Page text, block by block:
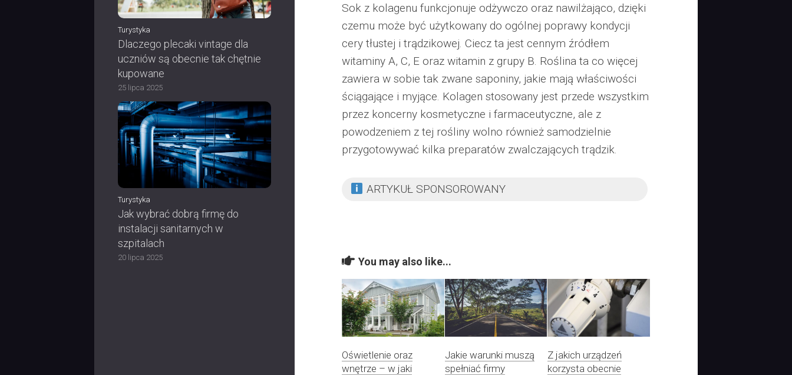
Turystyka
Dlaczego plecaki vintage dla
uczniów są obecnie tak chętnie
kupowane
25 lipca 2025
Turystyka
Jak wybrać dobrą firmę do
instalacji sanitarnych w
szpitalach
20 lipca 2025
Sok z kolagenu funkcjonuje odżywczo oraz nawilżająco, dzięki
czemu może być użytkowany do ogólnej poprawy kondycji
cery tłustej i trądzikowej. Ciecz ta jest cennym źródłem
witaminy A, C, E oraz witamin z grupy B. Roślina ta co więcej
zawiera w sobie tak zwane saponiny, jakie mają właściwości
ściągające i myjące. Kolagen stosowany jest przede wszystkim
przez koncerny kosmetyczne i farmaceutyczne, ale z
powodzeniem z tej rośliny wolno również samodzielnie
przygotowywać kilka preparatów zwalczających trądzik.
ARTYKUŁ SPONSOROWANY
You may also like...
Oświetlenie oraz
wnętrze – w jaki
Jakie warunki muszą
spełniać firmy
Z jakich urządzeń
korzysta obecnie